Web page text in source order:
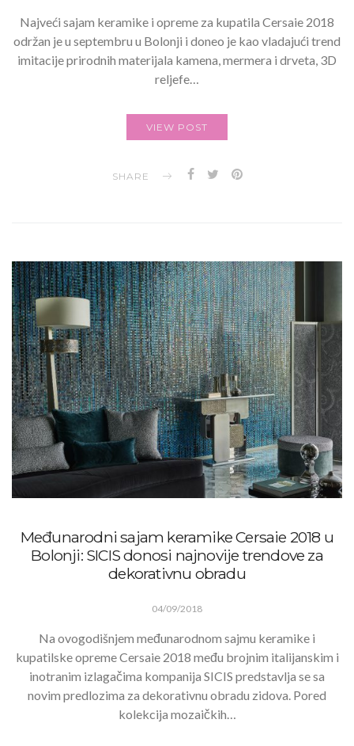
Najveći sajam keramike i opreme za kupatila Cersaie 2018
održan je u septembru u Bolonji i doneo je kao vladajući trend
imitacije prirodnih materijala kamena, mermera i drveta, 3D
reljefe…
VIEW POST
SHARE
Međunarodni sajam keramike Cersaie 2018 u
Bolonji: SICIS donosi najnovije trendove za
dekorativnu obradu
04/09/2018
Na ovogodišnjem međunarodnom sajmu keramike i
kupatilske opreme Cersaie 2018 među brojnim italijanskim i
inotranim izlagačima kompanija SICIS predstavlja se sa
novim predlozima za dekorativnu obradu zidova. Pored
kolekcija mozaičkih…